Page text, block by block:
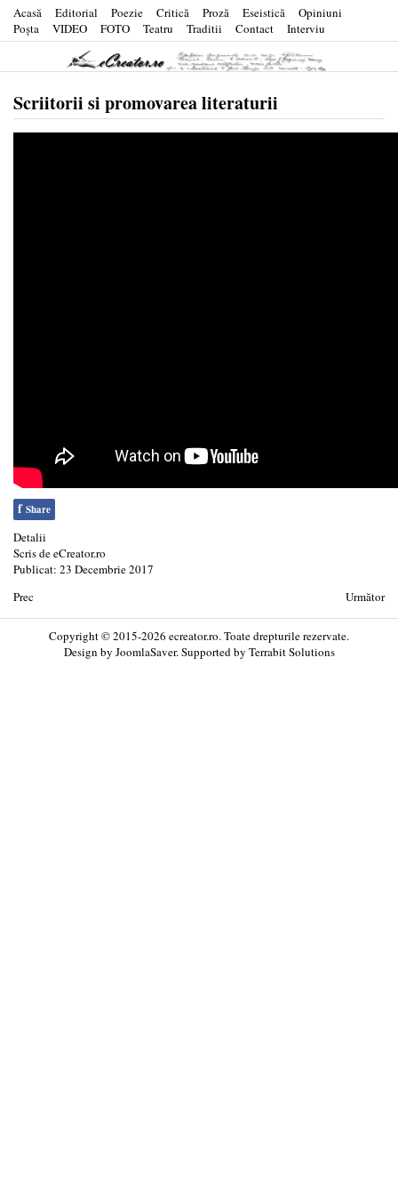
Acasă Editorial Poezie Critică Proză Eseistică
Opiniuni
Poşta
VIDEO FOTO Teatru Traditii Contact Interviu
Scriitorii si promovarea literaturii
f Share
Detalii
Scris deeCreator.ro
Publicat: 23 Decembrie 2017
Prec
Următor
Copyright © 2015-2026 ecreator.ro. Toate drepturile rezervate.
Design by JoomlaSaver. Supported by Terrabit Solutions